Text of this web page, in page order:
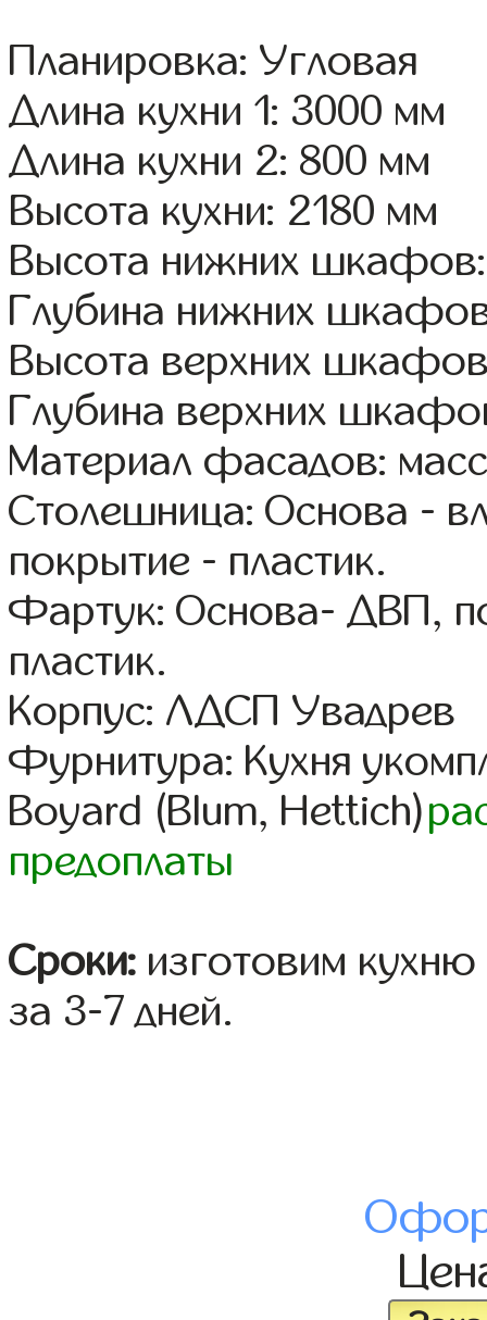
Планировка: Угловая
Длина кухни 1: 3000 мм
Длина кухни 2: 800 мм
Высота кухни: 2180 мм
Высота нижних
Глубина нижних
Высота верхних
Глубина верхних
Материал фасадов:
Столешница: Основа -
покрытие - пластик.
Фартук: Основа- ДВП,
пластик.
Корпус: ЛДСП Увадрев
Фурнитура: Кухня
Boyard (Blum, Hettich)
предоплаты
Сроки: изготовим
за 3-7 дней.